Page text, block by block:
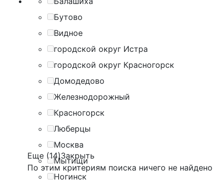
Бутово
Видное
городской округ Истра
городской округ Красногорск
Домодедово
Железнодорожный
Красногорск
Люберцы
Москва
Мытищи
Ногинск
Еще (14)Закрыть
По этим критериям поиска ничего не найдено